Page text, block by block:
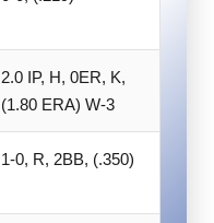
2.0 IP, H, 0ER, K,
(1.80 ERA) W-3
1-0, R, 2BB, (.350)